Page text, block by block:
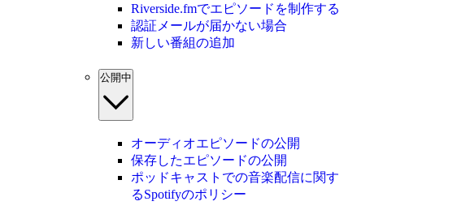
Riverside.fmでエピソードを制作する
認証メールが届かない場合
新しい番組の追加
公開中
オーディオエピソードの公開
保存したエピソードの公開
ポッドキャストでの音楽配信に関す
るSpotifyのポリシー